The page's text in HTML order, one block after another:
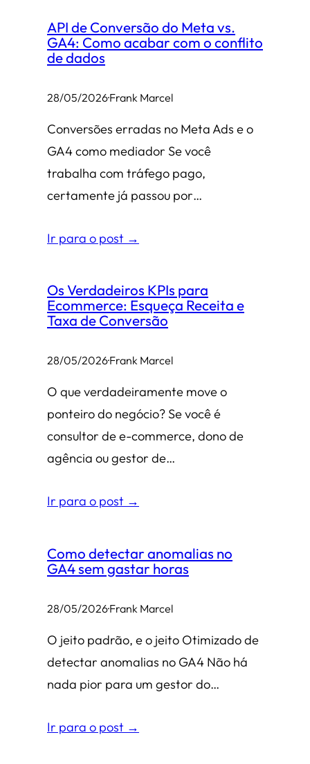
API de Conversão do Meta vs.
GA4: Como acabar com o conflito
de dados
28/05/2026·Frank Marcel
Conversões erradas no Meta Ads e o
GA4 como mediador Se você
trabalha com tráfego pago,
certamente já passou por…
Ir para o post →
Os Verdadeiros KPIs para
Ecommerce: Esqueça Receita e
Taxa de Conversão
28/05/2026·Frank Marcel
O que verdadeiramente move o
ponteiro do negócio? Se você é
consultor de e-commerce, dono de
agência ou gestor de…
Ir para o post →
Como detectar anomalias no
GA4 sem gastar horas
28/05/2026·Frank Marcel
O jeito padrão, e o jeito Otimizado de
detectar anomalias no GA4 Não há
nada pior para um gestor do…
Ir para o post →